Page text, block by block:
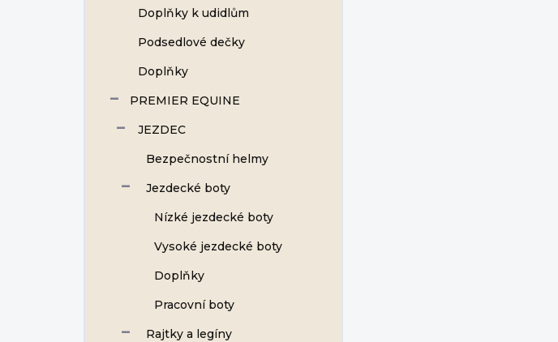
Doplňky k udidlům
Podsedlové dečky
Doplňky
PREMIER EQUINE
JEZDEC
Bezpečnostní helmy
Jezdecké boty
Nízké jezdecké boty
Vysoké jezdecké boty
Doplňky
Pracovní boty
Rajtky a legíny